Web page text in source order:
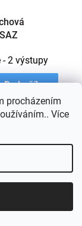
procházením
Více
Do košíku
2 výstupy